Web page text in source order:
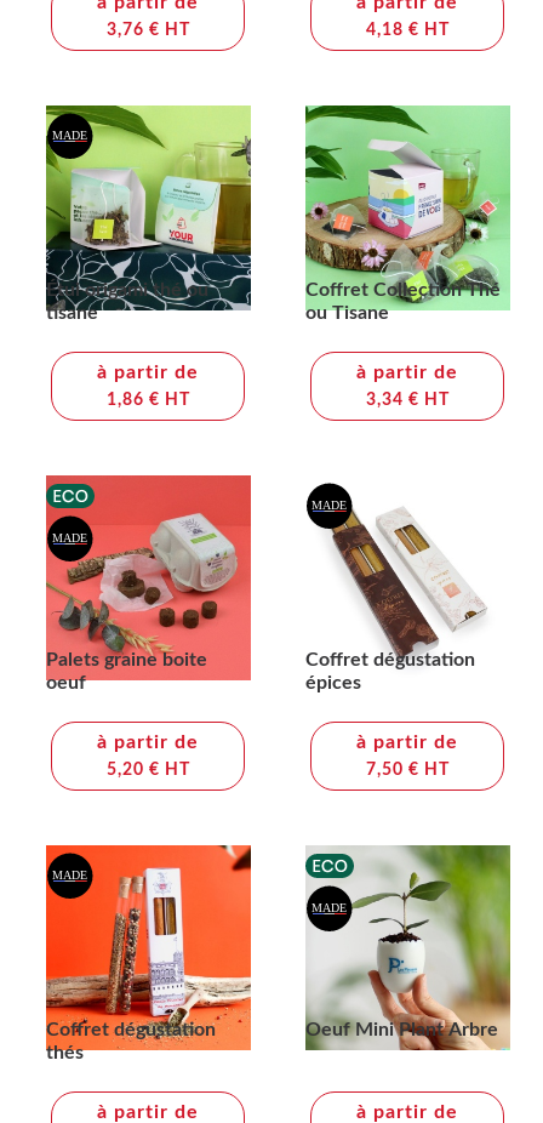
3,76 € HT 4,18 € HT
Étui origami thé ou
tisane
à partir de
1,86 € HT
Coffret Collection Thé
ou Tisane
à partir de
3,34 € HT
Palets graine boite
oeuf
à partir de
5,20 € HT
Coffret dégustation
épices
à partir de
7,50 € HT
Coffret dégustation
thés
à partir de
Oeuf Mini Plant Arbre
à partir de